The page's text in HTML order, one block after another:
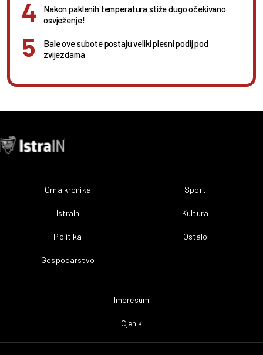
Nakon paklenih temperatura stiže dugo očekivano
osvježenje!
Bale ove subote postaju veliki plesni podij pod
zvijezdama
Crna kronika
IstraIn
Politika
Gospodarstvo
Sport
Kultura
Ostalo
Impresum
Cjenik